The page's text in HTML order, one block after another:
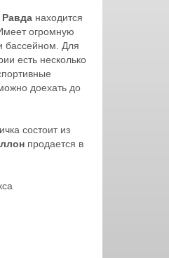
находится
огромную
бассейном. Для
есть несколько
доехать до
состоит из
продается в